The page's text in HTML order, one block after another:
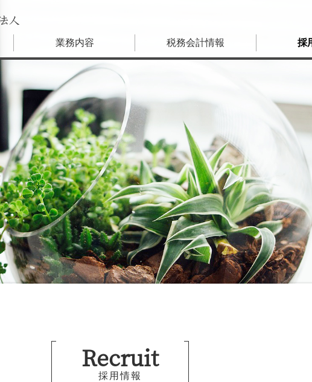
業務内容
会社設立
税務顧問・記帳代行
経理アウトソーシング
資金調達
株式公開・監査対応
外資系向けサービス
M&A
税務調査対策
税務会計情報
会話形式で楽しく学ぶ税務基礎講座
WORDでそのまま使える経理総務書式集
経理総務担当者のための今月のお仕事カレンダー
採
Recruit
採用情報